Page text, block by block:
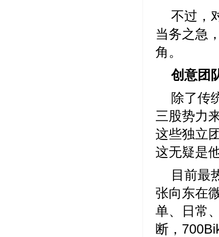
不过，
当务之急
角。
创意团
除了传
三股势力
这些独立
这无疑是
目前最
张向东在
单、日常
断，